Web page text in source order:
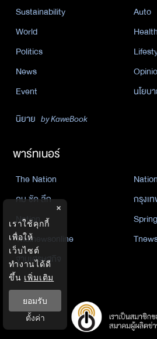
Sustainability
Auto
World
Politics
News
Event
นโยบ
นิยาย by KaweBook
พาร์ทเนอร์
The Nation
คม ชัด ลึก
กรุงเ
Nation
Thainewsonline
ฐานเศรษฐกิจ
×
เราใช้คุกกี้
เพื่อให้
เว็บไซต์
ทำงานได้ดี
ขึ้น เพิ่มเติม
ยอมรับ
ตั้งค่า